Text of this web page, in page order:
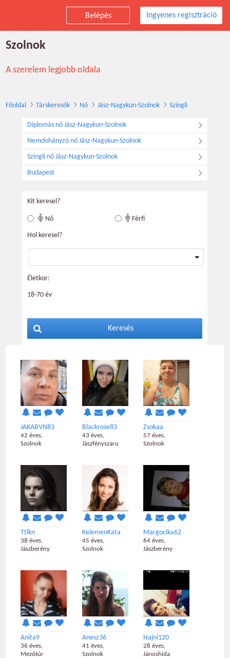
Belépés Ingyenes regisztráció
Társkereső szingli nők, Jász-Nagykun-
Szolnok
A szerelem legjobb oldala
Főoldal Társkeresők Nő Jász-Nagykun-Szolnok Szingli
Diplomás nő Jász-Nagykun-Szolnok
Nemdohányzó nő Jász-Nagykun-Szolnok
Szingli nő Jász-Nagykun-Szolnok
Budapest
Kit keresel?
Nő Férfi
Hol keresel?
Életkor:
18-70 év
Keresés
JAKABVN83
42 éves,
Szolnok
Blackrose83
43 éves,
Jászfényszaru
Zsokaa
57 éves,
Szolnok
Ttlkn
38 éves,
Jászberény
KelemenKata
45 éves,
Szolnok
Margocika62
64 éves,
Jászberény
Anita9
36 éves,
Mezőtúr
Anesz36
41 éves,
Szolnok
Hajni120
28 éves,
Jánoshida